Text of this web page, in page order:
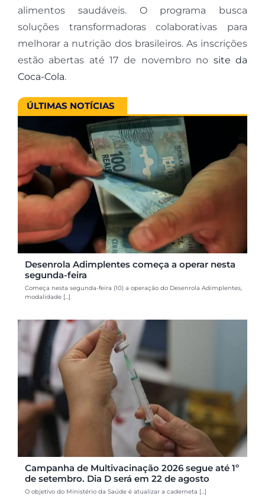
alimentos saudáveis. O programa busca
soluções transformadoras colaborativas para
melhorar a nutrição dos brasileiros. As inscrições
estão abertas até 17 de novembro no site da
Coca-Cola.
ÚLTIMAS NOTÍCIAS
Desenrola Adimplentes começa a operar nesta
segunda-feira
Começa nesta segunda-feira (10) a operação do Desenrola Adimplentes,
modalidade [...]
Campanha de Multivacinação 2026 segue até 1º
de setembro. Dia D será em 22 de agosto
O objetivo do Ministério da Saúde é atualizar a caderneta [...]